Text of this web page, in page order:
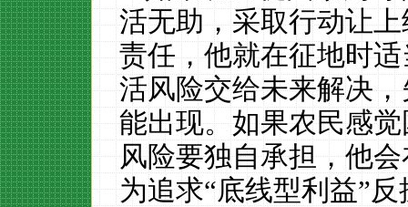
活无助，采取行动让
责任，他就在征地时
活风险交给未来解决
能出现。如果农民感
风险要独自承担，他
为追求“底线型利益”反